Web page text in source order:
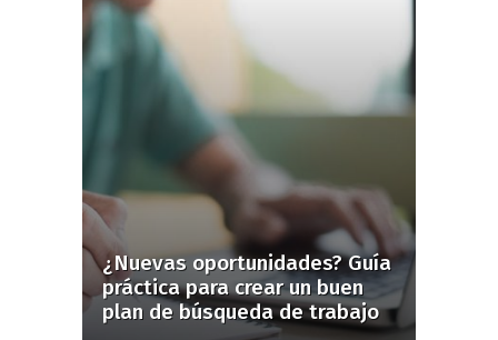
¿Nuevas oportunidades? Guía
práctica para crear un buen
plan de búsqueda de trabajo